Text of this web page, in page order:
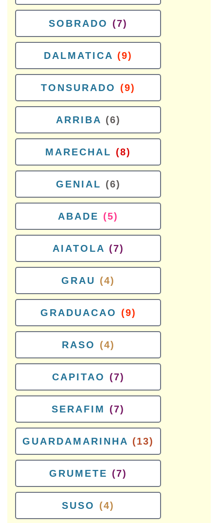
SOBRADO (7)
DALMATICA (9)
TONSURADO (9)
ARRIBA (6)
MARECHAL (8)
GENIAL (6)
ABADE (5)
AIATOLA (7)
GRAU (4)
GRADUACAO (9)
RASO (4)
CAPITAO (7)
SERAFIM (7)
GUARDAMARINHA (13)
GRUMETE (7)
SUSO (4)